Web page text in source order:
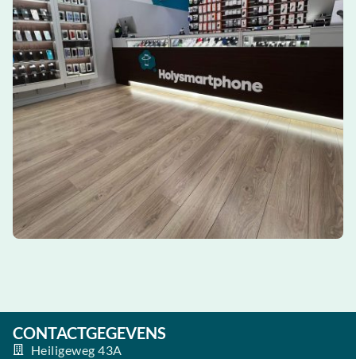
CONTACTGEGEVENS
Heiligeweg 43A